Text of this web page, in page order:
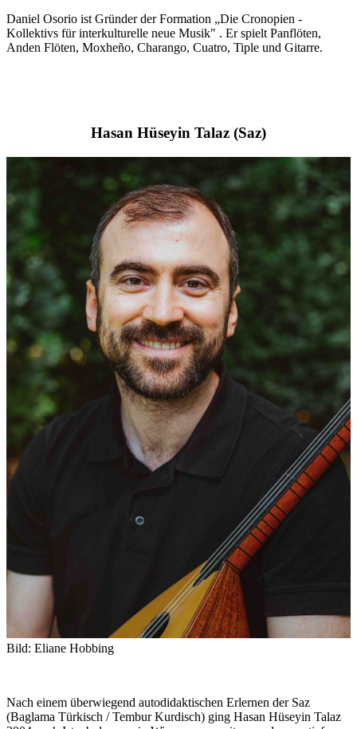
Daniel Osorio ist Gründer der Formation „Die Cronopien -
Kollektivs für interkulturelle neue Musik" . Er spielt Panflöten,
Anden Flöten, Moxheño, Charango, Cuatro, Tiple und Gitarre.
Hasan Hüseyin Talaz (Saz)
Bild: Eliane Hobbing
Nach einem überwiegend autodidaktischen Erlernen der Saz
(Baglama Türkisch / Tembur Kurdisch) ging Hasan Hüseyin Talaz